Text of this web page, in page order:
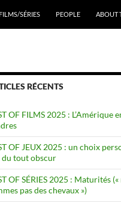
FILMS/SÉRIES PEOPLE ABOUT
RÉCENTS
OF FILMS 2025 : L’Amérique
OF JEUX 2025 : un choix
du tout obscur
OF SÉRIES 2025 : Maturités
pas des chevaux »)